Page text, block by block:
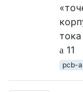
11
pcb-